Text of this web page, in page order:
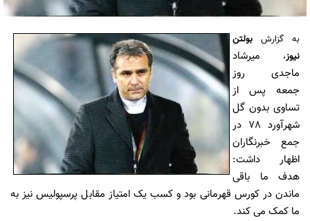
به گزارش بولتن
نیوز، میرشاد
ماجدی روز
جمعه پس از
تساوی بدون گل
شهرآورد 78 در
جمع خبرنگاران
اظهار داشت:
هدف ما باقی
ماندن در کورس قهرمانی بود و کسب یک امتیاز مقابل پرسپولیس نیز به
ما کمک می کند.